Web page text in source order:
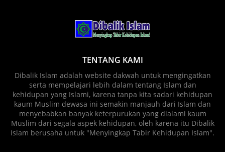
TENTANG KAMI
Dibalik Islam adalah website dakwah untuk mengingatkan
serta mempelajari lebih dalam tentang Islam dan
kehidupan yang Islami, karena tanpa kita sadari kehidupan
kaum Muslim dewasa ini semakin manjauh dari Islam dan
menyebabkan banyak keterpurukan yang dialami kaum
Muslim dari segala aspek kehidupan, oleh karena itu Dibalik
Islam berusaha untuk "Menyingkap Tabir Kehidupan Islam".